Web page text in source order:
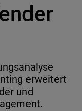
erweitert
und